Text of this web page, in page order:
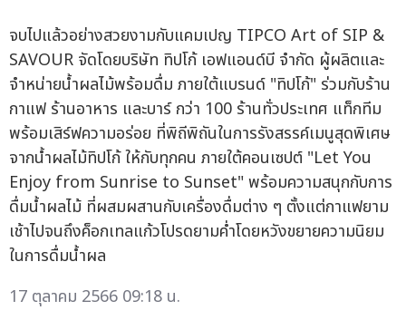
จบไปแล้วอย่างสวยงามกับแคมเปญ TIPCO Art of SIP &
SAVOUR จัดโดยบริษัท ทิปโก้ เอฟแอนด์บี จำกัด ผู้ผลิตและ
จำหน่ายน้ำผลไม้พร้อมดื่ม ภายใต้แบรนด์ "ทิปโก้" ร่วมกับร้าน
กาแฟ ร้านอาหาร และบาร์ กว่า 100 ร้านทั่วประเทศ แท็กทีม
พร้อมเสิร์ฟความอร่อย ที่พิถีพิถันในการรังสรรค์เมนูสุดพิเศษ
จากน้ำผลไม้ทิปโก้ ให้กับทุกคน ภายใต้คอนเซปต์ "Let You
Enjoy from Sunrise to Sunset" พร้อมความสนุกกับการ
ดื่มน้ำผลไม้ ที่ผสมผสานกับเครื่องดื่มต่าง ๆ ตั้งแต่กาแฟยาม
เช้าไปจนถึงค็อกเทลแก้วโปรดยามค่ำโดยหวังขยายความนิยม
ในการดื่มน้ำผล
17 ตุลาคม 2566 09:18 น.